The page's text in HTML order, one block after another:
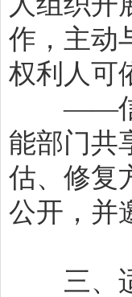
作，主动
权利人可
——信息
能部门共
估、修复
公开，并
三、适